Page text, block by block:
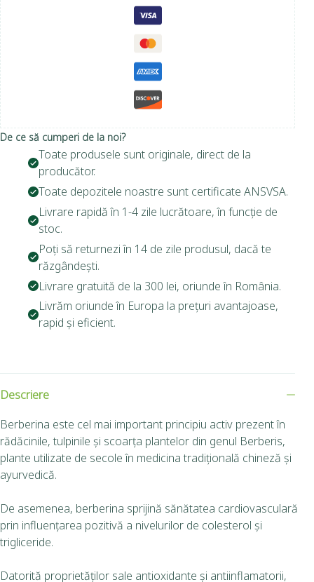
De ce să cumperi de la noi?
Toate produsele sunt originale, direct de la
producător.
Toate depozitele noastre sunt certificate ANSVSA.
Livrare rapidă în 1-4 zile lucrătoare, în funcție de
stoc.
Poți să returnezi în 14 de zile produsul, dacă te
răzgândești.
Livrare gratuită de la 300 lei, oriunde în România.
Livrăm oriunde în Europa la prețuri avantajoase,
rapid și eficient.
Descriere
Berberina este cel mai important principiu activ prezent în
rădăcinile, tulpinile şi scoarța plantelor din genul Berberis,
plante utilizate de secole în medicina tradițională chineză şi
ayurvedică.
De asemenea, berberina sprijină sănătatea cardiovasculară
prin influențarea pozitivă a nivelurilor de colesterol și
trigliceride.
Datorită proprietăților sale antioxidante și antiinflamatorii,